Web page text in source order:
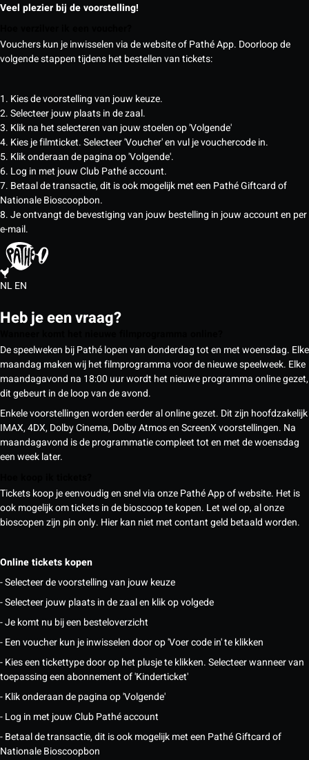
Veel plezier bij de voorstelling!
Vouchers kun je inwisselen via de website of Pathé App. Doorloop de
volgende stappen tijdens het bestellen van tickets:
1. Kies de voorstelling van jouw keuze.
2. Selecteer jouw plaats in de zaal.
3. Klik na het selecteren van jouw stoelen op 'Volgende'
4. Kies je filmticket. Selecteer 'Voucher' en vul je vouchercode in.
5. Klik onderaan de pagina op 'Volgende'.
6. Log in met jouw Club Pathé account.
7. Betaal de transactie, dit is ook mogelijk met een Pathé Giftcard of
Nationale Bioscoopbon.
8. Je ontvangt de bevestiging van jouw bestelling in jouw account en per
e-mail.
NLEN
Heb je een vraag?
De speelweken bij Pathé lopen van donderdag tot en met woensdag. Elke
maandag maken wij het filmprogramma voor de nieuwe speelweek. Elke
maandagavond na 18:00 uur wordt het nieuwe programma online gezet,
dit gebeurt in de loop van de avond.
Enkele voorstellingen worden eerder al online gezet. Dit zijn hoofdzakelijk
IMAX, 4DX, Dolby Cinema, Dolby Atmos en ScreenX voorstellingen. Na
maandagavond is de programmatie compleet tot en met de woensdag
een week later.
Tickets koop je eenvoudig en snel via onze Pathé App of website. Het is
ook mogelijk om tickets in de bioscoop te kopen. Let wel op, al onze
bioscopen zijn pin only. Hier kan niet met contant geld betaald worden.
Online tickets kopen
- Selecteer de voorstelling van jouw keuze
- Selecteer jouw plaats in de zaal en klik op volgede
- Je komt nu bij een besteloverzicht
- Een voucher kun je inwisselen door op 'Voer code in' te klikken
- Kies een tickettype door op het plusje te klikken. Selecteer wanneer van
toepassing een abonnement of 'Kinderticket'
- Klik onderaan de pagina op 'Volgende'
- Log in met jouw Club Pathé account
- Betaal de transactie, dit is ook mogelijk met een Pathé Giftcard of
Nationale Bioscoopbon